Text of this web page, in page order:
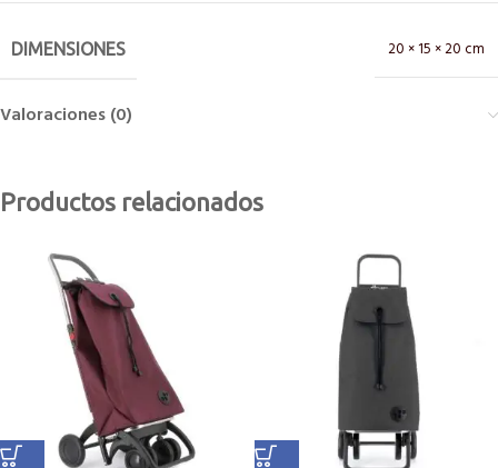
DIMENSIONES 20 × 15 × 20 cm
Valoraciones (0)
Productos relacionados